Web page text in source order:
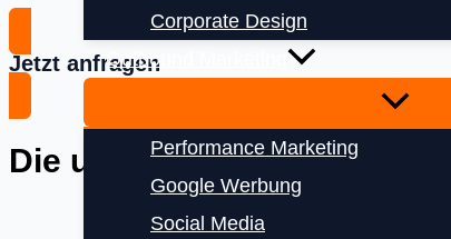
Corporate Design
Outbound Marketing
Performance Marketing
Google Werbung
Social Media
Jetzt anfragen
Die uns vertrauen